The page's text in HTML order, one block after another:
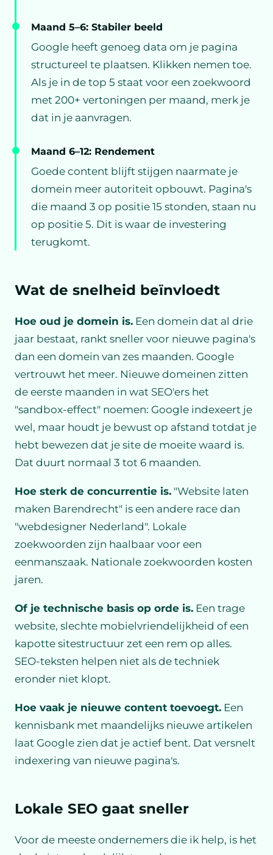
Maand 5–6: Stabiler beeld
Google heeft genoeg data om je pagina
structureel te plaatsen. Klikken nemen toe.
Als je in de top 5 staat voor een zoekwoord
met 200+ vertoningen per maand, merk je
dat in je aanvragen.
Maand 6–12: Rendement
Goede content blijft stijgen naarmate je
domein meer autoriteit opbouwt. Pagina's
die maand 3 op positie 15 stonden, staan nu
op positie 5. Dit is waar de investering
terugkomt.
Wat de snelheid beïnvloedt
Hoe oud je domein is. Een domein dat al drie
jaar bestaat, rankt sneller voor nieuwe pagina's
dan een domein van zes maanden. Google
vertrouwt het meer. Nieuwe domeinen zitten
de eerste maanden in wat SEO'ers het
"sandbox-effect" noemen: Google indexeert je
wel, maar houdt je bewust op afstand totdat je
hebt bewezen dat je site de moeite waard is.
Dat duurt normaal 3 tot 6 maanden.
Hoe sterk de concurrentie is. "Website laten
maken Barendrecht" is een andere race dan
"webdesigner Nederland". Lokale
zoekwoorden zijn haalbaar voor een
eenmanszaak. Nationale zoekwoorden kosten
jaren.
Of je technische basis op orde is. Een trage
website, slechte mobielvriendelijkheid of een
kapotte sitestructuur zet een rem op alles.
SEO-teksten helpen niet als de techniek
eronder niet klopt.
Hoe vaak je nieuwe content toevoegt. Een
kennisbank met maandelijks nieuwe artikelen
laat Google zien dat je actief bent. Dat versnelt
indexering van nieuwe pagina's.
Lokale SEO gaat sneller
Voor de meeste ondernemers die ik help, is het